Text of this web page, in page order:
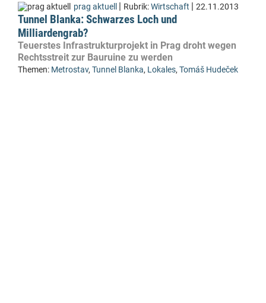
prag aktuell | Rubrik:Wirtschaft | 22.11.2013
Tunnel Blanka: Schwarzes Loch und
Milliardengrab?
Teuerstes Infrastrukturprojekt in Prag droht wegen
Rechtsstreit zur Bauruine zu werden
Themen: Metrostav, Tunnel Blanka, Lokales, Tomáš Hudeček